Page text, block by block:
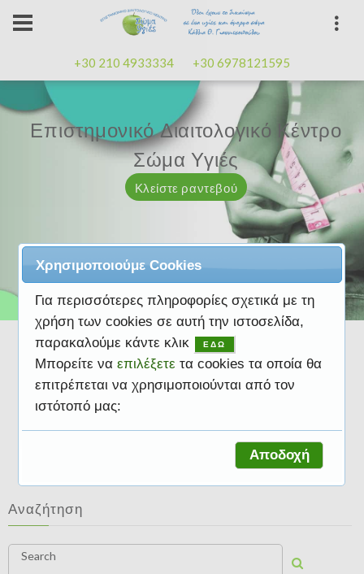
+30 210 4933334 +30 6978121595
Επαγγελματισμός, εμπειρίακαλή
διάθεση
Κλείστε ραντεβού
Επιστημονικό Διαιτολογικό Κέντρο
Σώμα Υγιές
Κλείστε ραντεβού
Μαζί μας μπορείτε
Κλείστε ραντεβού
Επαγγελματισμός, εμπειρίακαλή
διάθεση
Κλείστε ραντεβού
Επιστημονικό Διαιτολογικό Κέντρο
Σώμα Υγιές
Κλείστε ραντεβού
Διατροφική αξία
Αναζήτηση
Search
Χρησιμοποιούμε Cookies
Για περισσότερες πληροφορίες σχετικά με τη
χρήση των cookies σε αυτή την ιστοσελίδα,
παρακαλούμε κάντε κλικ
ΕΔΩ
Μπορείτε να επιλέξετε τα cookies τα οποία θα
επιτρέπεται να χρησιμοποιούνται από τον
ιστότοπό μας:
Αποδοχή